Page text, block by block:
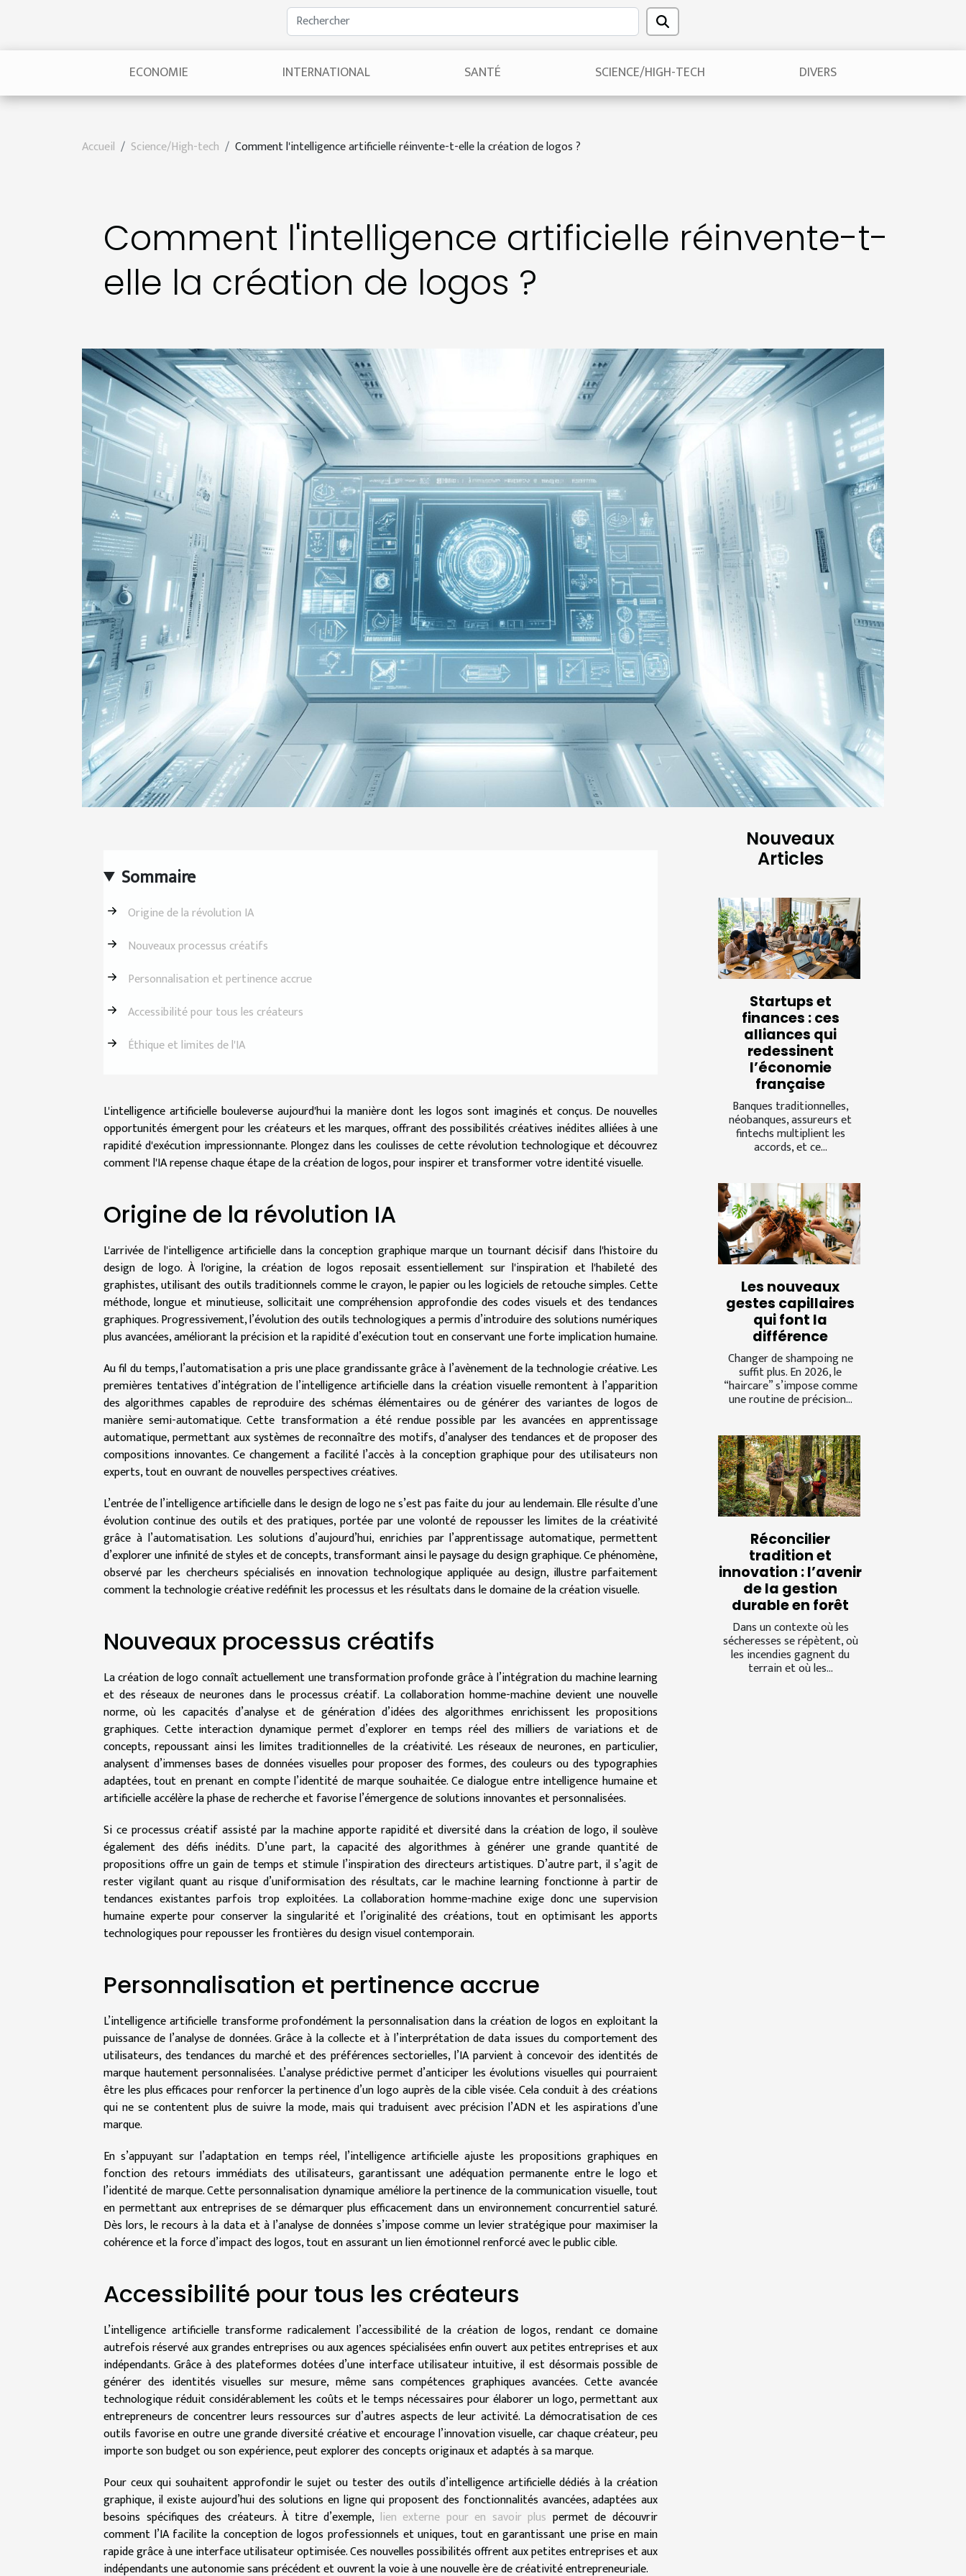
ECONOMIE INTERNATIONAL SANTÉ SCIENCE/HIGH-TECH DIVERS
Accueil Science/High-tech Comment l'intelligence artificielle réinvente-t-elle la création de logos ?
Comment l'intelligence artificielle réinvente-t-
elle la création de logos ?
Sommaire
Origine de la révolution IA
Nouveaux processus créatifs
Personnalisation et pertinence accrue
Accessibilité pour tous les créateurs
Éthique et limites de l'IA
L'intelligence artificielle bouleverse aujourd'hui la manière dont les logos sont imaginés et conçus. De nouvelles
opportunités émergent pour les créateurs et les marques, offrant des possibilités créatives inédites alliées à une
rapidité d'exécution impressionnante. Plongez dans les coulisses de cette révolution technologique et découvrez
comment l'IA repense chaque étape de la création de logos, pour inspirer et transformer votre identité visuelle.
Origine de la révolution IA
L'arrivée de l'intelligence artificielle dans la conception graphique marque un tournant décisif dans l'histoire du
design de logo. À l'origine, la création de logos reposait essentiellement sur l'inspiration et l'habileté des
graphistes, utilisant des outils traditionnels comme le crayon, le papier ou les logiciels de retouche simples. Cette
méthode, longue et minutieuse, sollicitait une compréhension approfondie des codes visuels et des tendances
graphiques. Progressivement, l’évolution des outils technologiques a permis d’introduire des solutions numériques
plus avancées, améliorant la précision et la rapidité d’exécution tout en conservant une forte implication humaine.
Au fil du temps, l’automatisation a pris une place grandissante grâce à l’avènement de la technologie créative. Les
premières tentatives d’intégration de l’intelligence artificielle dans la création visuelle remontent à l’apparition
des algorithmes capables de reproduire des schémas élémentaires ou de générer des variantes de logos de
manière semi-automatique. Cette transformation a été rendue possible par les avancées en apprentissage
automatique, permettant aux systèmes de reconnaître des motifs, d’analyser des tendances et de proposer des
compositions innovantes. Ce changement a facilité l’accès à la conception graphique pour des utilisateurs non
experts, tout en ouvrant de nouvelles perspectives créatives.
L’entrée de l’intelligence artificielle dans le design de logo ne s’est pas faite du jour au lendemain. Elle résulte d’une
évolution continue des outils et des pratiques, portée par une volonté de repousser les limites de la créativité
grâce à l’automatisation. Les solutions d’aujourd’hui, enrichies par l’apprentissage automatique, permettent
d’explorer une infinité de styles et de concepts, transformant ainsi le paysage du design graphique. Ce phénomène,
observé par les chercheurs spécialisés en innovation technologique appliquée au design, illustre parfaitement
comment la technologie créative redéfinit les processus et les résultats dans le domaine de la création visuelle.
Nouveaux processus créatifs
La création de logo connaît actuellement une transformation profonde grâce à l’intégration du machine learning
et des réseaux de neurones dans le processus créatif. La collaboration homme-machine devient une nouvelle
norme, où les capacités d’analyse et de génération d’idées des algorithmes enrichissent les propositions
graphiques. Cette interaction dynamique permet d’explorer en temps réel des milliers de variations et de
concepts, repoussant ainsi les limites traditionnelles de la créativité. Les réseaux de neurones, en particulier,
analysent d’immenses bases de données visuelles pour proposer des formes, des couleurs ou des typographies
adaptées, tout en prenant en compte l’identité de marque souhaitée. Ce dialogue entre intelligence humaine et
artificielle accélère la phase de recherche et favorise l’émergence de solutions innovantes et personnalisées.
Si ce processus créatif assisté par la machine apporte rapidité et diversité dans la création de logo, il soulève
également des défis inédits. D’une part, la capacité des algorithmes à générer une grande quantité de
propositions offre un gain de temps et stimule l’inspiration des directeurs artistiques. D’autre part, il s’agit de
rester vigilant quant au risque d’uniformisation des résultats, car le machine learning fonctionne à partir de
tendances existantes parfois trop exploitées. La collaboration homme-machine exige donc une supervision
humaine experte pour conserver la singularité et l’originalité des créations, tout en optimisant les apports
technologiques pour repousser les frontières du design visuel contemporain.
Personnalisation et pertinence accrue
L’intelligence artificielle transforme profondément la personnalisation dans la création de logos en exploitant la
puissance de l’analyse de données. Grâce à la collecte et à l’interprétation de data issues du comportement des
utilisateurs, des tendances du marché et des préférences sectorielles, l’IA parvient à concevoir des identités de
marque hautement personnalisées. L’analyse prédictive permet d’anticiper les évolutions visuelles qui pourraient
être les plus efficaces pour renforcer la pertinence d’un logo auprès de la cible visée. Cela conduit à des créations
qui ne se contentent plus de suivre la mode, mais qui traduisent avec précision l’ADN et les aspirations d’une
marque.
En s’appuyant sur l’adaptation en temps réel, l’intelligence artificielle ajuste les propositions graphiques en
fonction des retours immédiats des utilisateurs, garantissant une adéquation permanente entre le logo et
l’identité de marque. Cette personnalisation dynamique améliore la pertinence de la communication visuelle, tout
en permettant aux entreprises de se démarquer plus efficacement dans un environnement concurrentiel saturé.
Dès lors, le recours à la data et à l’analyse de données s’impose comme un levier stratégique pour maximiser la
cohérence et la force d’impact des logos, tout en assurant un lien émotionnel renforcé avec le public cible.
Accessibilité pour tous les créateurs
L’intelligence artificielle transforme radicalement l’accessibilité de la création de logos, rendant ce domaine
autrefois réservé aux grandes entreprises ou aux agences spécialisées enfin ouvert aux petites entreprises et aux
indépendants. Grâce à des plateformes dotées d’une interface utilisateur intuitive, il est désormais possible de
générer des identités visuelles sur mesure, même sans compétences graphiques avancées. Cette avancée
technologique réduit considérablement les coûts et le temps nécessaires pour élaborer un logo, permettant aux
entrepreneurs de concentrer leurs ressources sur d’autres aspects de leur activité. La démocratisation de ces
outils favorise en outre une grande diversité créative et encourage l’innovation visuelle, car chaque créateur, peu
importe son budget ou son expérience, peut explorer des concepts originaux et adaptés à sa marque.
Pour ceux qui souhaitent approfondir le sujet ou tester des outils d’intelligence artificielle dédiés à la création
graphique, il existe aujourd’hui des solutions en ligne qui proposent des fonctionnalités avancées, adaptées aux
besoins spécifiques des créateurs. À titre d’exemple, lien externe pour en savoir plus permet de découvrir
comment l’IA facilite la conception de logos professionnels et uniques, tout en garantissant une prise en main
rapide grâce à une interface utilisateur optimisée. Ces nouvelles possibilités offrent aux petites entreprises et aux
indépendants une autonomie sans précédent et ouvrent la voie à une nouvelle ère de créativité entrepreneuriale.
Nouveaux
Articles
Startups et
finances : ces
alliances qui
redessinent
l’économie
française
Banques traditionnelles,
néobanques, assureurs et
fintechs multiplient les
accords, et ce...
Les nouveaux
gestes capillaires
qui font la
différence
Changer de shampoing ne
suffit plus. En 2026, le
“haircare” s’impose comme
une routine de précision...
Réconcilier
tradition et
innovation : l’avenir
de la gestion
durable en forêt
Dans un contexte où les
sécheresses se répètent, où
les incendies gagnent du
terrain et où les...